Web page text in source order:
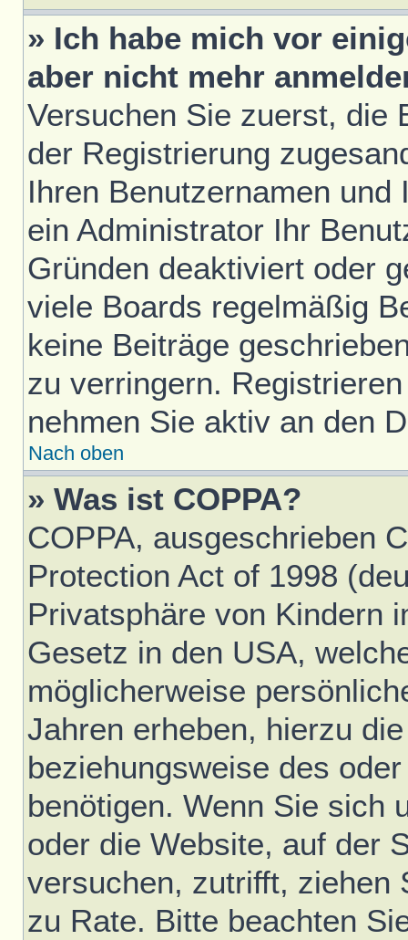
» Ich habe mich vor
aber nicht mehr
Versuchen Sie zuerst, die
der Registrierung
Ihren Benutzernamen
ein Administrator Ihr
Gründen deaktiviert oder
viele Boards regelmäßig
keine Beiträge
zu verringern.
nehmen Sie aktiv an den
Nach oben
» Was ist COPPA?
COPPA, ausgeschrieben
Protection Act of 1998
Privatsphäre von Kindern
Gesetz in den USA,
möglicherweise
Jahren erheben, hierzu
beziehungsweise des
benötigen. Wenn Sie sich
oder die Website, auf der
versuchen, zutrifft, ziehen
zu Rate. Bitte beachten